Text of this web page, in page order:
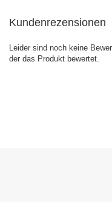
Kundenrezensionen
Leider sind noch keine
der das Produkt bewertet.